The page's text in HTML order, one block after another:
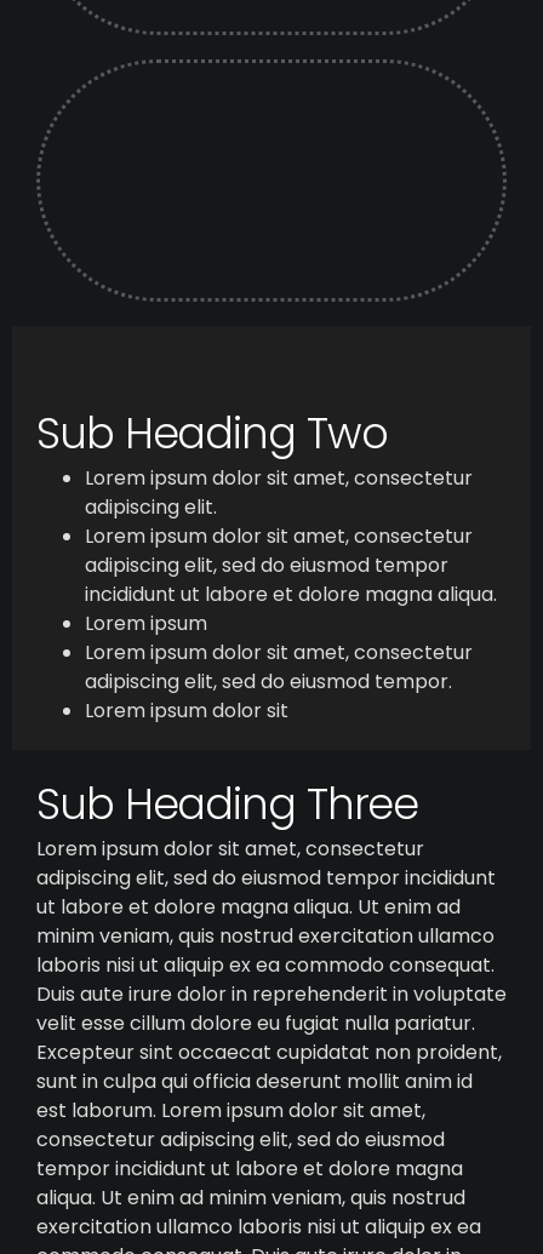
Sub Heading Two
Lorem ipsum dolor sit amet, consectetur
adipiscing elit.
Lorem ipsum dolor sit amet, consectetur
adipiscing elit, sed do eiusmod tempor
incididunt ut labore et dolore magna aliqua.
Lorem ipsum
Lorem ipsum dolor sit amet, consectetur
adipiscing elit, sed do eiusmod tempor.
Lorem ipsum dolor sit
Sub Heading Three
Lorem ipsum dolor sit amet, consectetur
adipiscing elit, sed do eiusmod tempor incididunt
ut labore et dolore magna aliqua. Ut enim ad
minim veniam, quis nostrud exercitation ullamco
laboris nisi ut aliquip ex ea commodo consequat.
Duis aute irure dolor in reprehenderit in voluptate
velit esse cillum dolore eu fugiat nulla pariatur.
Excepteur sint occaecat cupidatat non proident,
sunt in culpa qui officia deserunt mollit anim id
est laborum. Lorem ipsum dolor sit amet,
consectetur adipiscing elit, sed do eiusmod
tempor incididunt ut labore et dolore magna
aliqua. Ut enim ad minim veniam, quis nostrud
exercitation ullamco laboris nisi ut aliquip ex ea